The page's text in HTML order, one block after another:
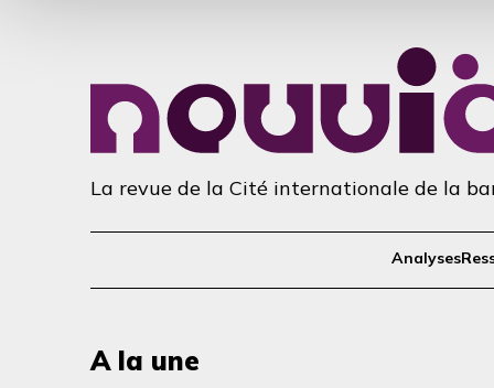
La revue de la Cité internationale de la
Analyses
A la une